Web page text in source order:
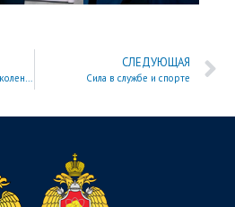
Интеллектуальная битва поколений в честь юбилея МЧС России
СЛЕДУЮЩАЯ
Сила в службе и спорте